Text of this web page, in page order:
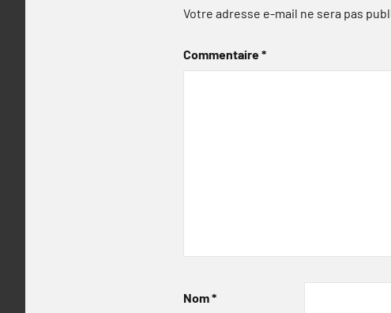
Votre adresse e-mail ne sera pas
Commentaire*
Nom*